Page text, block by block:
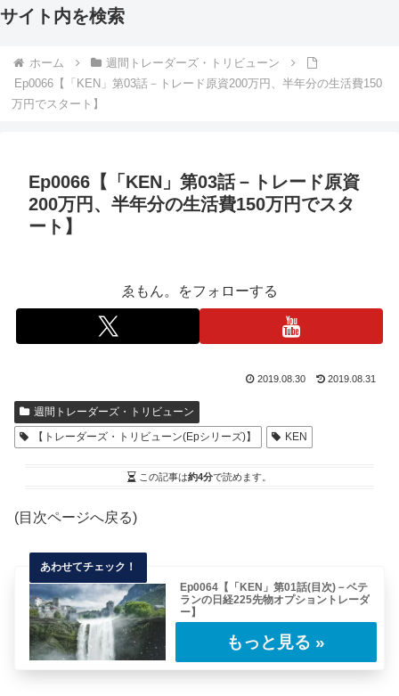
サイト内を検索
ホーム
週間トレーダーズ・トリビューン
Ep0066【「KEN」第03話－トレード原資200万円、半年分の生活費150
万円でスタート】
Ep0066【「KEN」第03話－トレード原資
200万円、半年分の生活費150万円でスタ
ート】
ゑもん。をフォローする
2019.08.30 2019.08.31
週間トレーダーズ・トリビューン
【トレーダーズ・トリビューン(Epシリーズ)】
KEN
この記事は約4分で読めます。
(目次ページへ戻る)
Ep0064【「KEN」第01話(目次)－ベテ
ランの日経225先物オプショントレーダ
ー】
である。2011年と言えば我々日本人にと